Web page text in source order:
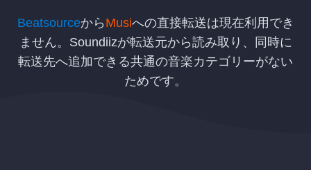
Beatsourceから Musiへの直接転送は現在利用でき
ません。Soundiizが転送元から読み取り、同時に
転送先へ追加できる共通の音楽カテゴリーがない
ためです。